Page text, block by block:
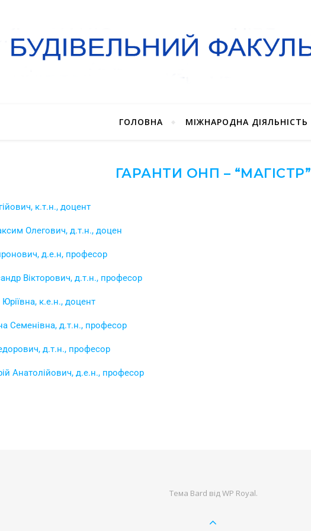
ГОЛОВНА МІЖНАРОДНА ДІЯЛЬНІСТЬ
ГАРАНТИ ОНП – “МАГІСТР”
к.т.н., доцент
Олегович, д.т.н., доцен
д.е.н, професор
Вікторович, д.т.н., професор
к.е.н., доцент
Семенівна, д.т.н., професор
д.т.н., професор
Анатолійович, д.е.н., професор
Тема Bard відWP Royal.